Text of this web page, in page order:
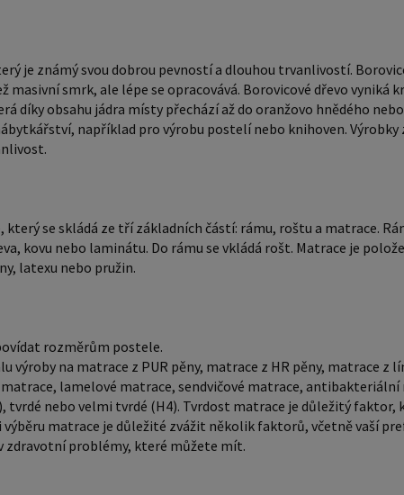
matrace z líné pěny,
latexové matrace,
antibakteriální matrace.
několik faktorů, včetně
tělesné hmotnosti a
dobrou podporu těla,
Rošt postele je tvořen 12
příčky roštu jsou z
jsou cca 11 cm. Zpracování - lakovaná postel: Lakované
je známý svou dobrou pevností a dlouhou trvanlivostí.
masivní smrk, ale lépe se opracovává. Borovicové dřevo vyniká
díky obsahu jádra místy přechází až do oranžovo hnědého
například pro výrobu postelí nebo knihoven. Výrobky
se skládá ze tří základních částí: rámu, roštu a matrace.
kovu nebo laminátu. Do rámu se vkládá rošt. Matrace je
latexu nebo pružin.
rozměrům postele.
výroby na matrace z PUR pěny, matrace z HR pěny, matrace z
lamelové matrace, sendvičové matrace,
tvrdé nebo velmi tvrdé (H4). Tvrdost matrace je důležitý
matrace je důležité zvážit několik faktorů, včetně vaší
problémy, které můžete mít.